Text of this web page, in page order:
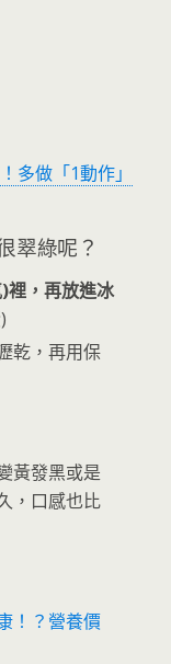
多做「1動作」
翠綠呢？
裡，再放進冰
乾，再用保
黃發黑或是
，口感也比
！？營養價